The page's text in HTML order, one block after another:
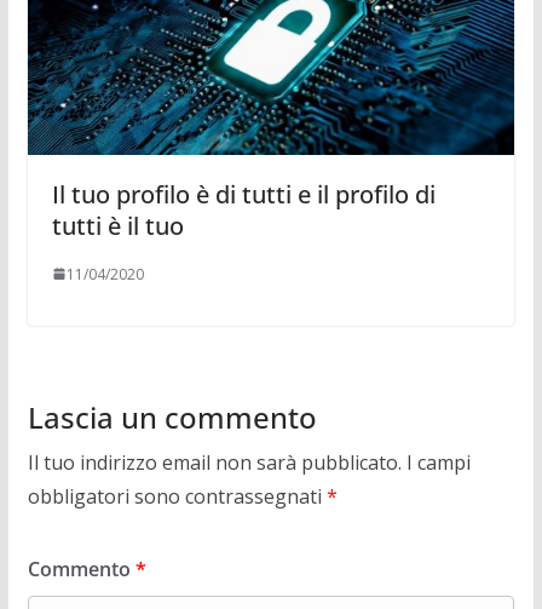
Il tuo profilo è di tutti e il profilo di
tutti è il tuo
11/04/2020
Lascia un commento
Il tuo indirizzo email non sarà pubblicato. I campi
obbligatori sono contrassegnati *
Commento *